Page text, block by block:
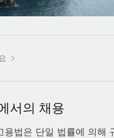
로운
니스 도구로 프로세스를 간소화
규정 준수 업무 처리에 전문
너 되기
글로벌 HR을 유연하게 통합
의 파트너십 기회 탐색
Build 곧 제공 예정
브러리
사이트
서의 채용
용법은 단일 법률에 의해